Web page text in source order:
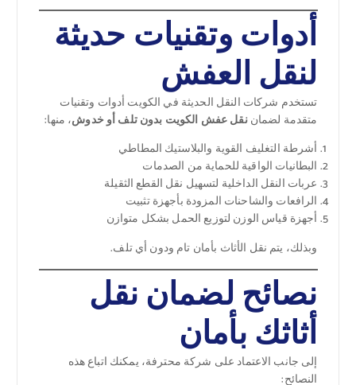
أدوات وتقنيات حديثة
لنقل العفش
تستخدم شركات النقل الحديثة في الكويت أدوات وتقنيات
متقدمة لضماننقل عفش الكويت بدون تلف أو خدوش، منها:
أشرطة التغليف القوية والبلاستيك المطاطي
البطانيات الواقية للحماية من الصدمات
عربات النقل الداخلية لتسهيل نقل القطع الثقيلة
الرافعات والشاحنات المزودة بأجهزة تثبيت
أجهزة قياس الوزن لتوزيع الحمل بشكل متوازن
وبذلك، يتم نقل الأثاث بأمان تام ودون أي تلف.
نصائح لضمان نقل
أثاثك بأمان
إلى جانب الاعتماد على شركة محترفة، يمكنك اتباع هذه
النصائح: